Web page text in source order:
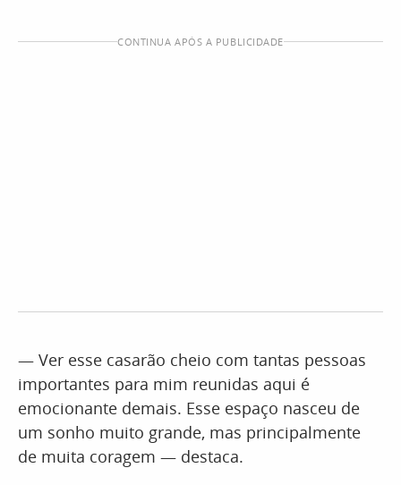
CONTINUA APÓS A PUBLICIDADE
— Ver esse casarão cheio com tantas pessoas
importantes para mim reunidas aqui é
emocionante demais. Esse espaço nasceu de
um sonho muito grande, mas principalmente
de muita coragem — destaca.